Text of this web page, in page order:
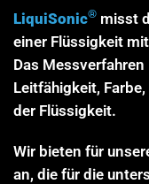
LiquiSonic® misst
einer Flüssigkeit
Das
Leitfähigkeit,
der Flüssigkeit.
Wir bieten für
an, die für die